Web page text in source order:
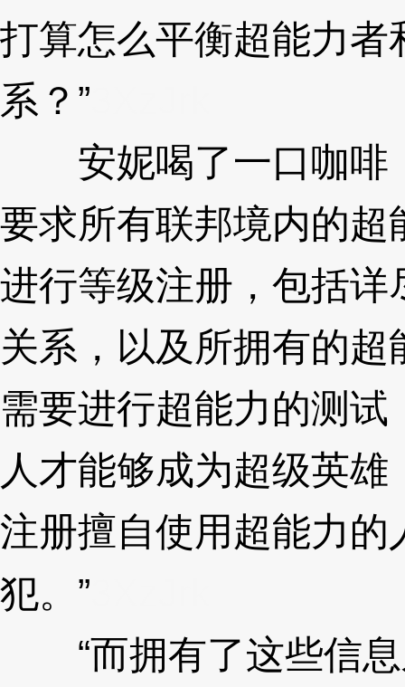
打算怎么平衡超能力者
系？”
安妮喝了一口咖啡
要求所有联邦境内的
进行等级注册，包括
关系，以及所拥有的
需要进行超能力的测
人才能够成为超级英
注册擅自使用超能力的
犯。”
“而拥有了这些信息